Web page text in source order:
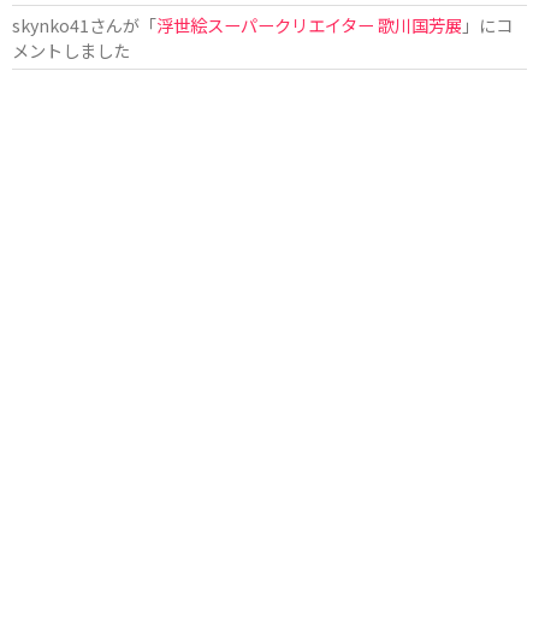
skynko41 さんが「浮世絵スーパークリエイター 歌川国芳展 」にコ
メントしました